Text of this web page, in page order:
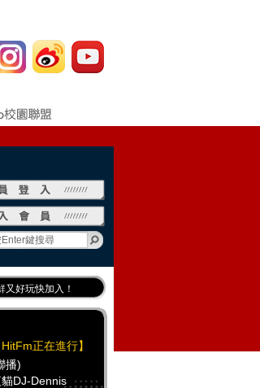
又好玩快加入！
團】等你加入！
音樂千萬別錯過！
息都在這！
HitFm正在進行】
播)
DJ-Dennis